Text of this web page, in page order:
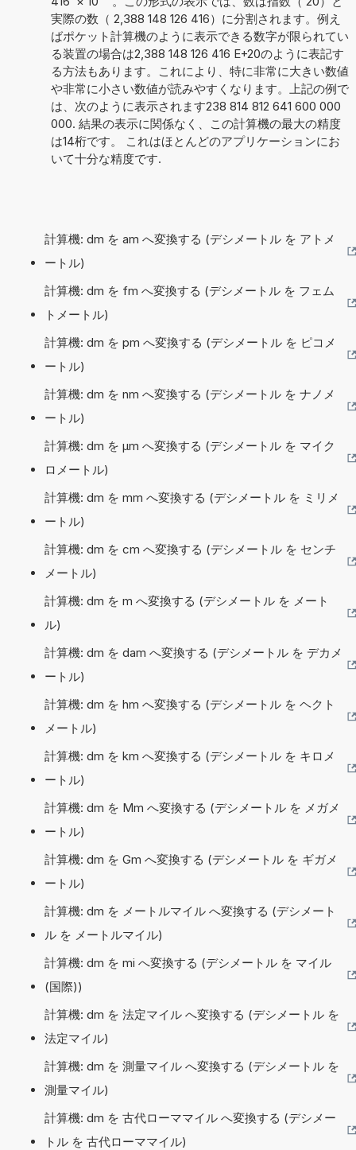
実際の数（ 2,388 148 126 416）に分割されます。例え
ばポケット計算機のように表示できる数字が限られてい
る装置の場合は2,388 148 126 416 E+20のように表記す
る方法もあります。これにより、特に非常に大きい数値
や非常に小さい数値が読みやすくなります。上記の例で
は、次のように表示されます238 814 812 641 600 000
000. 結果の表示に関係なく、この計算機の最大の精度
は14桁です。 これはほとんどのアプリケーションにお
いて十分な精度です.
計算機: dm を am へ変換する (デシメートル を アトメ
ートル)
計算機: dm を fm へ変換する (デシメートル を フェム
トメートル)
計算機: dm を pm へ変換する (デシメートル を ピコメ
ートル)
計算機: dm を nm へ変換する (デシメートル を ナノメ
ートル)
計算機: dm を µm へ変換する (デシメートル を マイク
ロメートル)
計算機: dm を mm へ変換する (デシメートル を ミリメ
ートル)
計算機: dm を cm へ変換する (デシメートル を センチ
メートル)
計算機: dm を m へ変換する (デシメートル を メート
ル)
計算機: dm を dam へ変換する (デシメートル を デカメ
ートル)
計算機: dm を hm へ変換する (デシメートル を ヘクト
メートル)
計算機: dm を km へ変換する (デシメートル を キロメ
ートル)
計算機: dm を Mm へ変換する (デシメートル を メガメ
ートル)
計算機: dm を Gm へ変換する (デシメートル を ギガメ
ートル)
計算機: dm を メートルマイル へ変換する (デシメート
ル を メートルマイル)
計算機: dm を mi へ変換する (デシメートル を マイル
(国際))
計算機: dm を 法定マイル へ変換する (デシメートル を
法定マイル)
計算機: dm を 測量マイル へ変換する (デシメートル を
測量マイル)
計算機: dm を 古代ローママイル へ変換する (デシメー
トル を 古代ローママイル)